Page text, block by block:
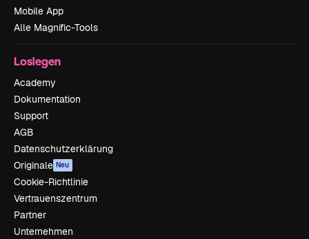
Mobile App
Alle Magnific-Tools
Loslegen
Academy
Dokumentation
Support
AGB
Datenschutzerklärung
Originale Neu
Cookie-Richtlinie
Vertrauenszentrum
Partner
Unternehmen